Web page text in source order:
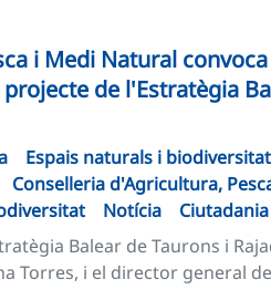
i Medi Natural
de l'Estratègia
Espais naturals i biodiversitat
Conselleria d'Agricultura,
Notícia
Ciutadania
Balear de Taurons i
Torres, i el director general